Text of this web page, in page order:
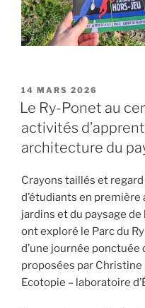
PUBLIÉ
LE
14 MARS 2026
Le Ry-Ponet au
activités
architecture du
Crayons taillés et
d’étudiants en première
jardins et du paysage
ont exploré le Parc du
d’une journée ponctuée
proposées par Christine
Ecotopie – laboratoire